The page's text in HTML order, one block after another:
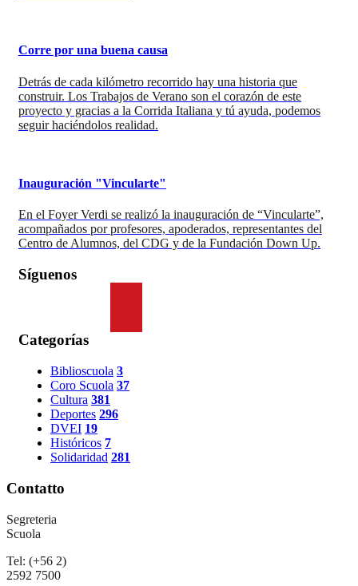
Corre por una buena causa
Detrás de cada kilómetro recorrido hay una historia que
construir. Los Trabajos de Verano son el corazón de este
proyecto y gracias a la Corrida Italiana y tú ayuda, podemos
seguir haciéndolos realidad.
Inauguración "Vincularte"
En el Foyer Verdi se realizó la inauguración de “Vincularte”,
acompañados por profesores, apoderados, representantes del
Centro de Alumnos, del CDG y de la Fundación Down Up.
Síguenos
Categorías
Biblioscuola 3
Coro Scuola 37
Cultura 381
Deportes 296
DVEI 19
Históricos 7
Solidaridad 281
Contatto
Segreteria
Scuola
Tel: (+56 2)
2592 7500